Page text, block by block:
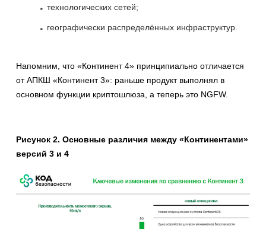
технологических сетей;
географически распределённых инфраструктур.
Напомним, что «Континент 4» принципиально отличается
от АПКШ «Континент 3»: раньше продукт выполнял в
основном функции криптошлюза, а теперь это NGFW.
Рисунок 2. Основные различия между «Континентами»
версий 3 и 4